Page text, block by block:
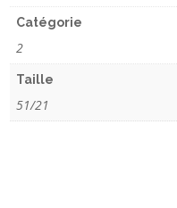
Catégorie
2
Taille
51/21